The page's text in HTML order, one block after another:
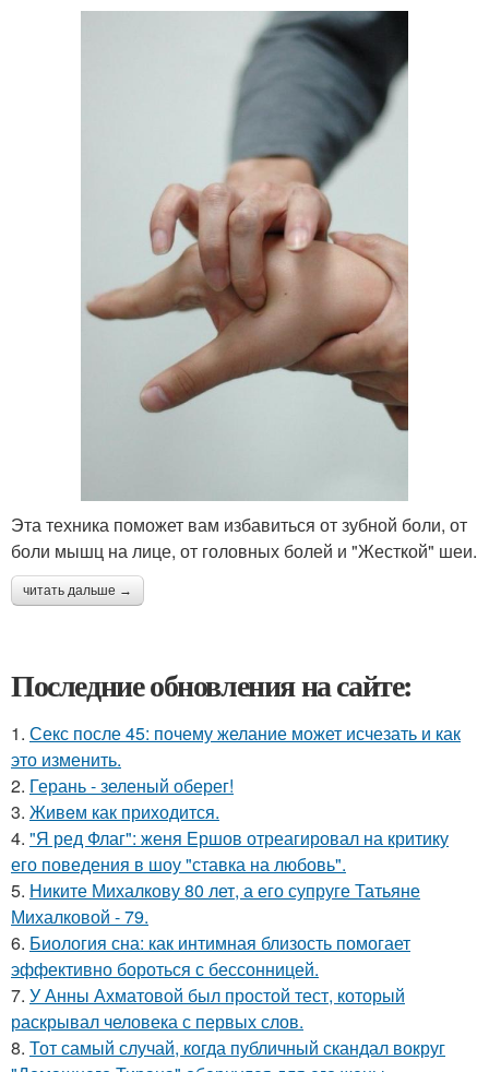
Эта техника поможет вам избавиться от зубной боли, от
боли мышц на лице, от головных болей и "Жесткой" шеи.
читать дальше →
Последние обновления на сайте:
1. Секс после 45: почему желание может исчезать и как
это изменить.
2. Герань - зеленый оберег!
3. Живeм как приходится.
4. "Я ред Флаг": женя Ершов отреагировал на критику
его поведения в шоу "ставка на любовь".
5. Никите Михалкову 80 лет, а его супруге Татьяне
Михалковой - 79.
6. Биология сна: как интимная близость помогает
эффективно бороться с бессонницей.
7. У Анны Ахматовой был простой тест, который
раскрывал человека с первых слов.
8. Тот самый случай, когда публичный скандал вокруг